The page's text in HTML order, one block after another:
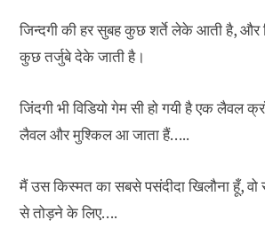
जिन्दगी की हर सुबह कुछ शर्ते लेके आती है, और
कुछ तर्जुबे देके जाती है।
जिंदगी भी विडियो गेम सी हो गयी है एक लैवल
लैवल और मुश्किल आ जाता हैं…..
मैं उस किस्मत का सबसे पसंदीदा खिलौना हूँ, वो
से तोड़ने के लिए….